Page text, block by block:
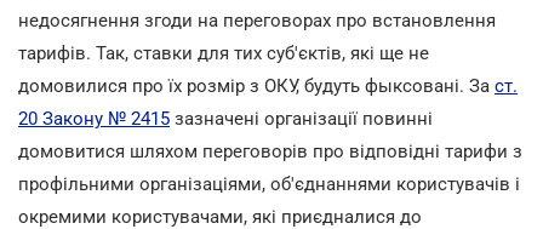
недосягнення згоди на переговорах про встановлення
тарифів. Так, ставки для тих суб'єктів, які ще не
домовилися про їх розмір з ОКУ, будуть фыксовані. За ст.
20 Закону № 2415 зазначені організації повинні
домовитися шляхом переговорів про відповідні тарифи з
профільними організаціями, об'єднаннями користувачів і
окремими користувачами, які приєдналися до